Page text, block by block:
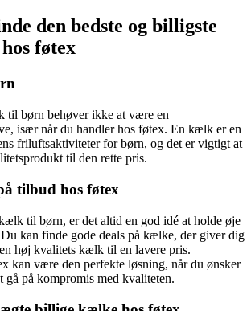
den bedste og billigste
føtex
børn behøver ikke at være en
især når du handler hos føtex. En kælk er en
friluftsaktiviteter for børn, og det er vigtigt at
til den rette pris.
tilbud hos føtex
til børn, er det altid en god idé at holde øje
kan finde gode deals på kælke, der giver dig
høj kvalitets kælk til en lavere pris.
kan være den perfekte løsning, når du ønsker
gå på kompromis med kvaliteten.